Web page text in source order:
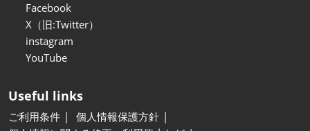
Facebook
X（旧:Twitter）
instagram
YouTube
Useful links
ご利用条件
個人情報保護方針